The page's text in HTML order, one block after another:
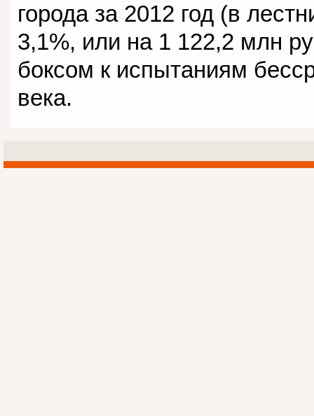
города за 2012 год (в
3,1%, или на 1 122,2 млн
боксом к испытаниям
века.